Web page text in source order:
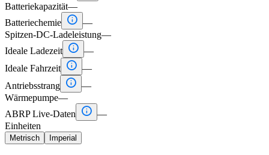
Batteriekapazität—
Batteriechemie  —
Spitzen-DC-Ladeleistung—
Ideale Ladezeit  —
Ideale Fahrzeit  —
Antriebsstrang  —
Wärmepumpe—
ABRP Live-Daten
 —
Einheiten
Metrisch Imperial